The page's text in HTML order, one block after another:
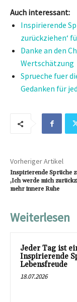
Auch interessant:
Inspirierende
zurückziehen‘
Danke an den
Wertschätzung
Sprueche fuer
Gedanken für
Vorheriger Artikel
Inspirierende Sprüche
‚Ich werde mich
mehr innere Ruhe
Weiterlesen
Jeder Tag ist
Inspirierende
Lebensfreude
18.07.2026